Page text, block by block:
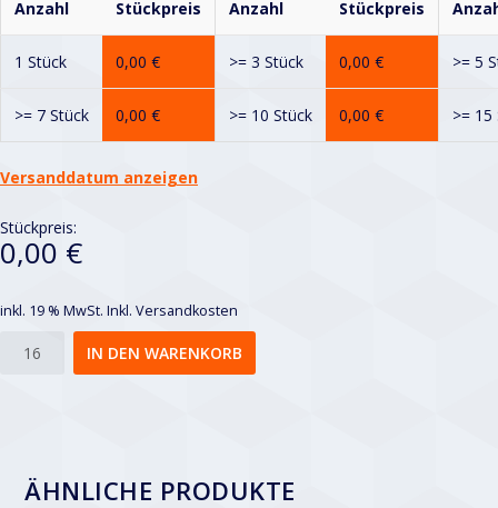
Anzahl Stückpreis Anzahl Stückpreis
1 Stück 0,00 € >= 3 Stück 0,00 € >= 5
>= 7 Stück 0,00 € >= 10 Stück 0,00 € >= 15
Versanddatum anzeigen
Stückpreis:
0,00 €
inkl. 19 % MwSt. Inkl. Versandkosten
IN DEN WARENKORB
ÄHNLICHE PRODUKTE